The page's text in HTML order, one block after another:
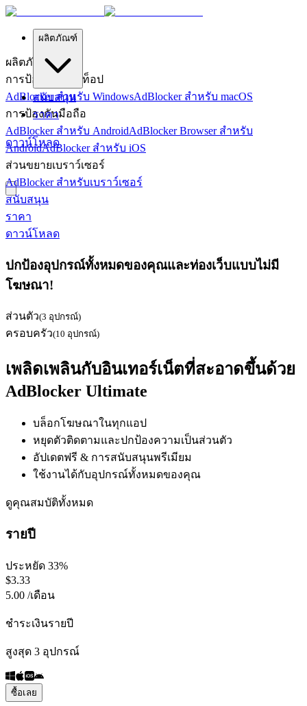
ผลิตภัณฑ์
สนับสนุน
ราคา
ดาวน์โหลด
ผลิตภัณฑ์
การป้องกันเดสก์ท็อป
AdBlocker สำหรับ WindowsAdBlocker สำหรับ macOS
การป้องกันมือถือ
AdBlocker สำหรับ AndroidAdBlocker Browser สำหรับ
AndroidAdBlocker สำหรับ iOS
ส่วนขยายเบราว์เซอร์
AdBlocker สำหรับเบราว์เซอร์
สนับสนุน
ราคา
ดาวน์โหลด
ปกป้องอุปกรณ์ทั้งหมดของคุณและท่องเว็บแบบไม่มี
โฆษณา!
ส่วนตัว(3 อุปกรณ์)
ครอบครัว(10 อุปกรณ์)
เพลิดเพลินกับอินเทอร์เน็ตที่สะอาดขึ้นด้วย
AdBlocker Ultimate
บล็อกโฆษณาในทุกแอป
หยุดตัวติดตามและปกป้องความเป็นส่วนตัว
อัปเดตฟรี & การสนับสนุนพรีเมียม
ใช้งานได้กับอุปกรณ์ทั้งหมดของคุณ
ดูคุณสมบัติทั้งหมด
รายปี
ประหยัด 33%
$3.33
5.00 /เดือน
ชำระเงินรายปี
สูงสุด 3 อุปกรณ์
ซื้อเลย